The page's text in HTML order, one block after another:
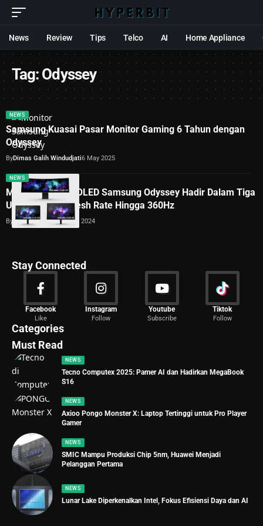
News Review Tips Telco AI Home Appliance
Tag:Odyssey
NEWS
Samsung Kuasai Pasar Monitor Gaming 6 Tahun dengan
Odyssey
ByDimas Galih Windudjati6 May 2025
NEWS
Monitor Gaming OLED Samsung Odyssey Hadir Dalam Tiga
Ukuran dan Refresh Rate Hingga 360Hz
By Lukman Azis4 January 2024
Stay Connected
Facebook
Like
Instagram
Follow
Youtube
Subscribe
Tiktok
Follow
Categories
News
2020 Articles
Must Read
NEWS
Tecno Computex 2025: Pamer AI dan Hadirkan MegaBook
S16
NEWS
Axioo Pongo Monster X: Laptop Tertinggi untuk Pro Player
Gamer
NEWS
SMIC Mampu Produksi Chip 5nm, Huawei Menjadi
Pelanggan Pertama
NEWS
Lunar Lake Diperkenalkan Intel, Fokus Efisiensi Daya dan AI